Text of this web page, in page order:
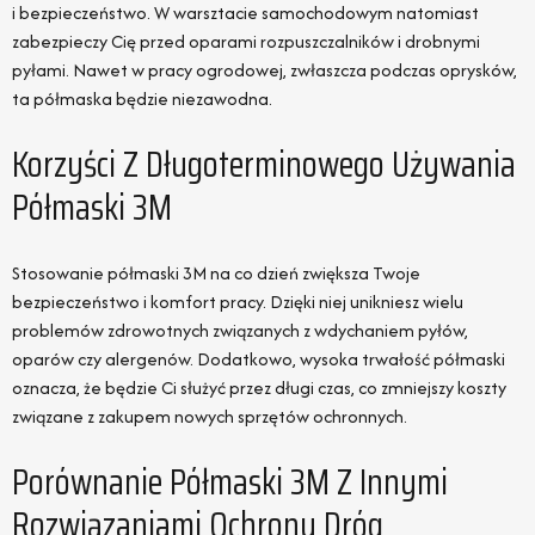
i bezpieczeństwo. W warsztacie samochodowym natomiast
zabezpieczy Cię przed oparami rozpuszczalników i drobnymi
pyłami. Nawet w pracy ogrodowej, zwłaszcza podczas oprysków,
ta półmaska będzie niezawodna.
Korzyści Z Długoterminowego Używania
Półmaski 3M
Stosowanie półmaski 3M na co dzień zwiększa Twoje
bezpieczeństwo i komfort pracy. Dzięki niej unikniesz wielu
problemów zdrowotnych związanych z wdychaniem pyłów,
oparów czy alergenów. Dodatkowo, wysoka trwałość półmaski
oznacza, że będzie Ci służyć przez długi czas, co zmniejszy koszty
związane z zakupem nowych sprzętów ochronnych.
Porównanie Półmaski 3M Z Innymi